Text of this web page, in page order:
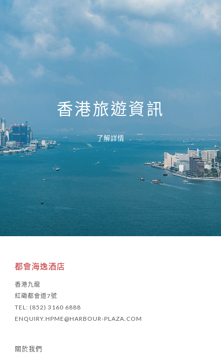
香港旅遊資訊
了解詳情
都會海逸酒店
香港九龍
紅磡都會道7號
TEL: (852) 3160 6888
ENQUIRY.HPME@HARBOUR-PLAZA.COM
關於我們